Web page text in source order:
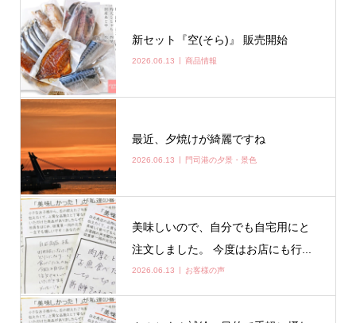
新セット『空(そら)』 販売開始
2026.06.13 商品情報
最近、夕焼けが綺麗ですね
2026.06.13 門司港の夕景・景色
美味しいので、自分でも自宅用にと
注文しました。 今度はお店にも行...
2026.06.13 お客様の声